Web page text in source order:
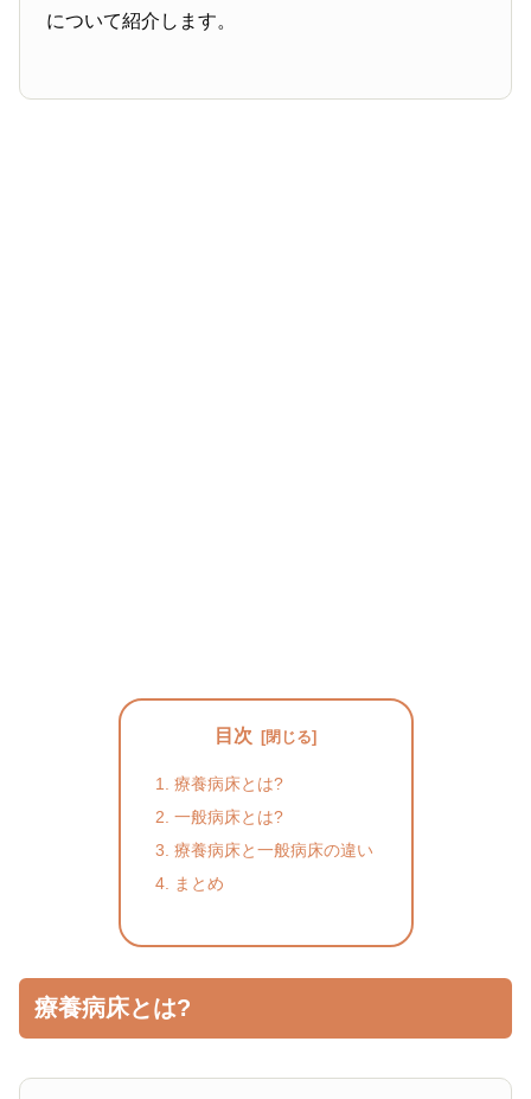
について紹介します。
目次
療養病床とは?
一般病床とは?
療養病床と一般病床の違い
まとめ
療養病床とは?